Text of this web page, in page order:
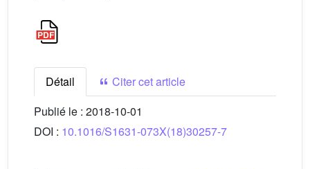
Détail
Citer cet article
Publié le : 2018-10-01
DOI : 10.1016/S1631-073X(18)30257-7